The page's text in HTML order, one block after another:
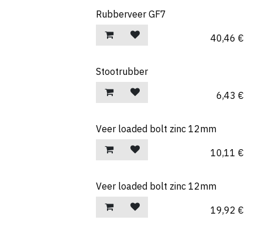
Rubberveer GF7
40,46 €
Stootrubber
6,43 €
Veer loaded bolt zinc 12mm
10,11 €
Veer loaded bolt zinc 12mm
19,92 €